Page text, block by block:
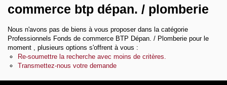
Syndic
Notre agence
commerce btp dépan. / plomberie
Nous n'avons pas de biens à vous proposer dans la catégorie
Professionnels Fonds de commerce BTP Dépan. / Plomberie pour le
moment , plusieurs options s'offrent à vous :
Re-soumettre la recherche avec moins de critères.
Transmettez-nous votre demande